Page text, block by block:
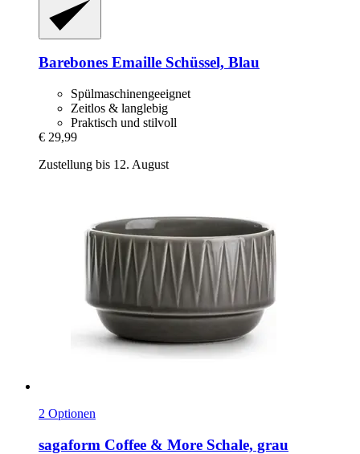
Barebones Emaille Schüssel, Blau
Spülmaschinengeeignet
Zeitlos & langlebig
Praktisch und stilvoll
€ 29,99
Zustellung bis 12. August
2 Optionen
sagaform Coffee & More Schale, grau